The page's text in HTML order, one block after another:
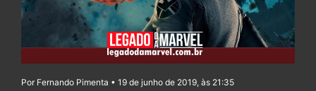
Por Fernando Pimenta • 19 de junho de 2019, às 21:35